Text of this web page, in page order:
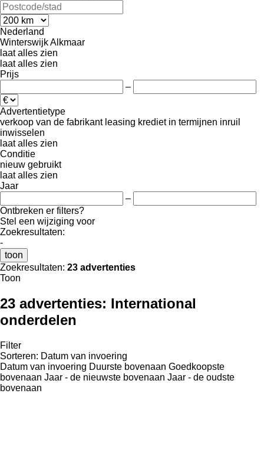
Nederland
WinterswijkAlkmaar
laat alles zien
laat alles zien
Prijs
–
Advertentietype
verkoop van de fabrikant leasing krediet in termijnen inruil
inwisselen
laat alles zien
Conditie
nieuw gebruikt
laat alles zien
Jaar
–
Ontbreken er filters?
Stel een wijziging voor
Zoekresultaten:
-
toon
Zoekresultaten: 23 advertenties
Toon
23 advertenties: International
onderdelen
Filter
Sorteren: Datum van invoering
Datum van invoering Duurste bovenaan Goedkoopste
bovenaan Jaar - de nieuwste bovenaan Jaar - de oudste
bovenaan